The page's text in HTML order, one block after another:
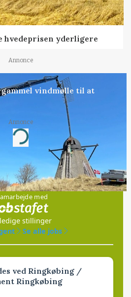
hvedeprisen yderligere
Annonce
vindmølle til at
Annonce
Loading...
Jobs
med
ledige stillinger
Se alle jobs
ved Ringkøbing /
Ringkøbing